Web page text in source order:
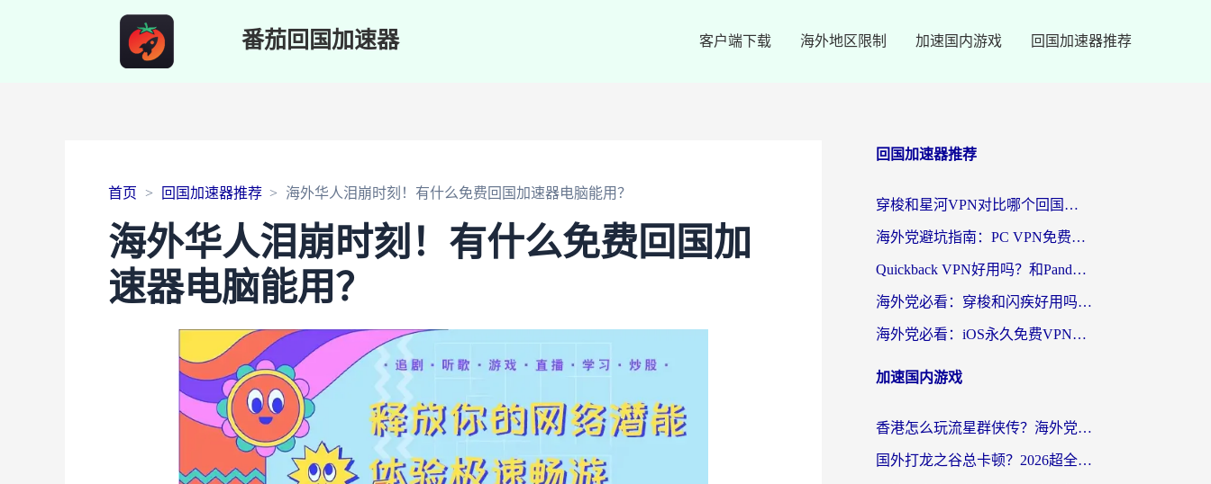
番茄回国加速器 客户端下载 海外地区限制 加速国内游戏 回国加速器推荐
首页 回国加速器推荐 海外华人泪崩时刻！有什么免费回国加速器电脑能用？
海外华人泪崩时刻！有什么免费回国加
速器电脑能用？
回国加速器推荐
穿梭和星河VPN对比哪个回国效果更好？海外党亲测5款加速器的无缝访问指南
海外党避坑指南：PC VPN免费？别盲目！教你选对回国加速器无缝刷国内资源
Quickback VPN好用吗？和PandaCN VPN对比哪个回国效果更好？海外党必看的真实体验指南
海外党必看：穿梭和闪疾好用吗？3步教你选对回国加速器，无缝刷剧玩Steam
海外党必看：iOS永久免费VPN真的存在吗？教你选对回国加速器无缝刷国内资源
加速国内游戏
香港怎么玩流星群侠传？海外党国服游戏不卡顿的终极解决方案
国外打龙之谷总卡顿？2026超全指南：选对加速器，龙之谷星战前夜激战2都能丝滑畅玩